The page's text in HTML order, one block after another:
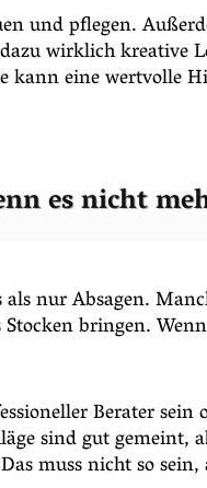
und pflegen.
wirklich kreative
kann eine wertvolle
es nicht
nur Absagen.
bringen.
Berater
sind gut
muss nicht so